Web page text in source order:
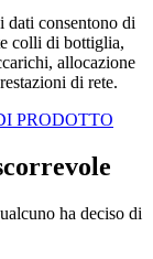
dati consentono di
colli di bottiglia,
allocazione
di rete.
PRODOTTO
ha deciso di